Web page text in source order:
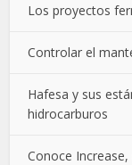
Los proyectos
Controlar el
Hafesa y sus
hidrocarburos
Conoce